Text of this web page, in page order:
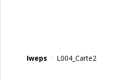
Iweps / L004_Carte2